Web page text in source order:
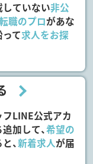
していない非公
職のプロがあな
って求人をお探
LINE公式アカ
加して、希望の
、新着求人が届